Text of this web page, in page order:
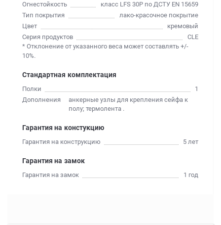
Огнестойкость
класс LFS 30P по ДСТУ EN 15659
Тип покрытия
лако-красочное покрытие
Цвет
кремовый
Серия продуктов
CLE
* Отклонение от указанного веса может составлять +/-
10%.
Стандартная комплектация
Полки
1
Дополнения
анкерные узлы для крепления сейфа к
полу; термолента .
Гарантия на констукцию
Гарантия на конструкцию 5 лет
Гарантия на замок
Гарантия на замок 1 год